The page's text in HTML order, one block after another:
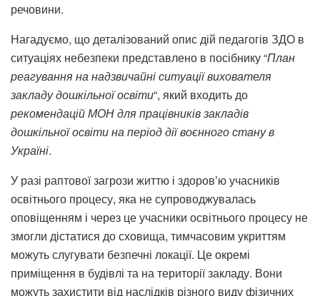
речовини.
Нагадуємо, що деталізований опис дій педагогів ЗДО в
ситуаціях небезпеки представлено в посібнику “План
реагування на надзвичайні ситуації вихователя
закладу дошкільної освіти“, який входить до
рекомендацій МОН для працівників закладів
дошкільної освіти на період дії воєнного стану в
Україні.
У разі раптової загрози життю і здоров’ю учасників
освітнього процесу, яка не супроводжувалась
оповіщенням і через це учасники освітнього процесу не
змогли дістатися до сховища, тимчасовим укриттям
можуть слугувати безпечні локації. Це окремі
приміщення в будівлі та на території закладу. Вони
можуть захистити від наслідків різного виду фізичних